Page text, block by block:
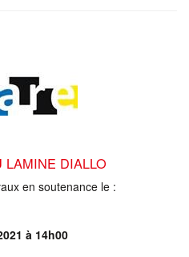
LAMINE DIALLO
en soutenance le :
à 14h00